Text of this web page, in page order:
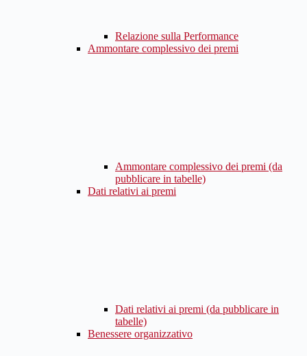
Relazione sulla Performance
Ammontare complessivo dei premi
Ammontare complessivo dei premi (da
pubblicare in tabelle)
Dati relativi ai premi
Dati relativi ai premi (da pubblicare in
tabelle)
Benessere organizzativo